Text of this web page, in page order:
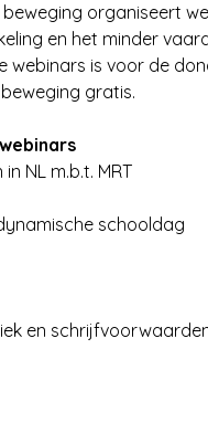
beweging organiseert
en het minder
webinars is voor de
gratis.
in NL m.b.t. MRT
dynamische
NL
en